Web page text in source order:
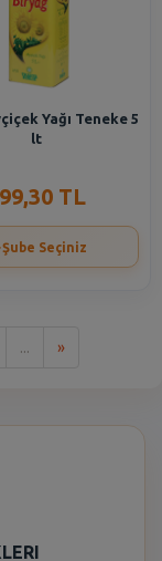
Yağı Teneke 5
lt
TL
Şube Seçiniz
... »Son